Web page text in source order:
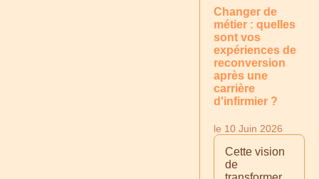
Changer de
métier : quelles
sont vos
expériences de
reconversion
après une
carrière
d'infirmier ?
le 10 Juin 2026
Cette vision
de